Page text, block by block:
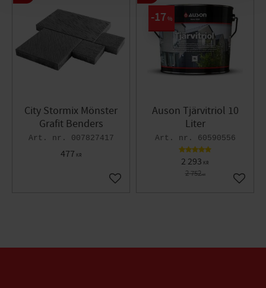
City Stormix Mönster
Grafit Benders
007827417
477 KR
Lägg till i favoriter
Auson Tjärvitriol 10
Liter
60590556
2 293 KR
2 752KR
17 %
Lägg